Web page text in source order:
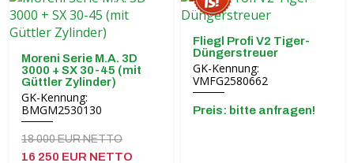
Moreni Serie M.A. 3D
3000 + SX 30-45 (mit
Güttler Zylinder)
GK-Kennung:
BMGM2530130
18 000 EUR NETTO
16 250 EUR NETTO
Fliegl Profi V2 Tiger-
Düngerstreuer
GK-Kennung:
VMFG2580662
Preis: bitte anfragen!